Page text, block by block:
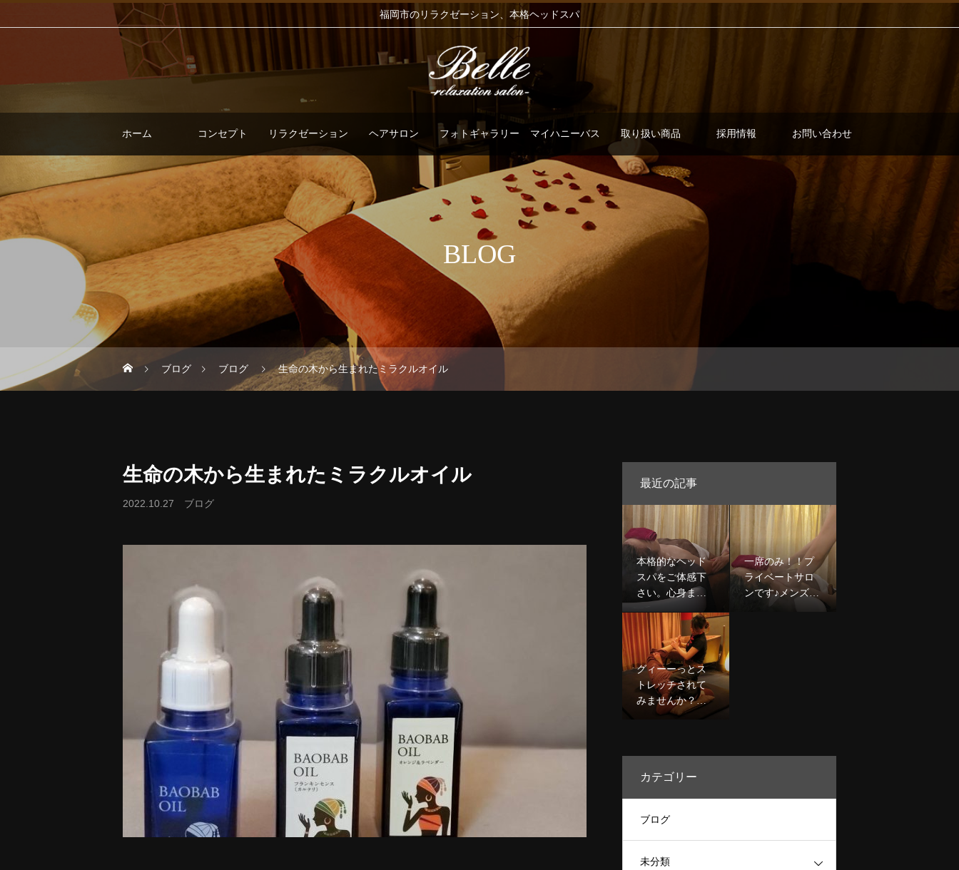
福岡市のリラクゼーション、本格ヘッドスパ
ホーム コンセプト リラクゼーション ヘアサロン フォトギャラリー マイハニーバス 取り扱い商品 採用情報 お問い合わせ
BLOG
ブログ ブログ 生命の木から生まれたミラクルオイル
生命の木から生まれたミラクルオイル
2022.10.27 ブログ
最近の記事
本格的なヘッド
スパをご体感下
さい。心身ま
極上ヘッドスパ6
0分コース￥8,98
0〜デコルテケア
込のコースも人
気★
一席のみ！！プ
ライベートサロ
ンです♪メンズカ
ットや極上ヘッ
グィーーっとス
トレッチされて
みませんか？二
人でするヨガ。
★
カテゴリー
ブログ
未分類